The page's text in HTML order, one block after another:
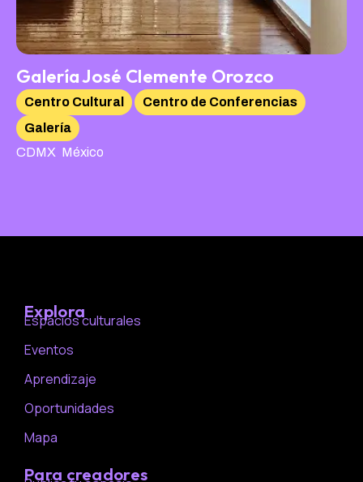
Galería José Clemente Orozco
Centro Cultural
Centro de Conferencias
Galería
CDMX México
Explora
Espacios culturales
Eventos
Aprendizaje
Oportunidades
Mapa
Para creadores